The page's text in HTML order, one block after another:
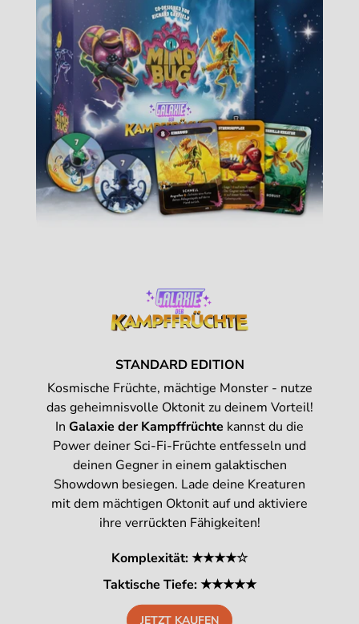
STANDARD EDITION
Kosmische Früchte, mächtige Monster - nutze
das geheimnisvolle Oktonit zu deinem Vorteil!
In Galaxie der Kampffrüchte kannst du die
Power deiner Sci-Fi-Früchte entfesseln und
deinen Gegner in einem galaktischen
Showdown besiegen. Lade deine Kreaturen
mit dem mächtigen Oktonit auf und aktiviere
ihre verrückten Fähigkeiten!
Komplexität: ★★★★☆
Taktische Tiefe: ★★★★★
JETZT KAUFEN